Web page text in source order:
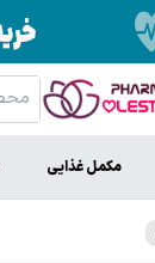
مکمل غذایی